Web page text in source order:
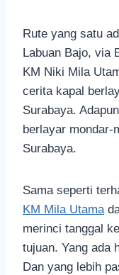
Rute yang satu
Labuan Bajo, via
KM Niki Mila
cerita kapal
Surabaya.
berlayar mondar-
Surabaya.
Sama seperti
KM Mila Utama
merinci tanggal
tujuan. Yang ada
Dan yang lebih